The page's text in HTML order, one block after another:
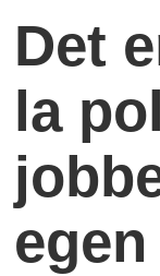
Det
la